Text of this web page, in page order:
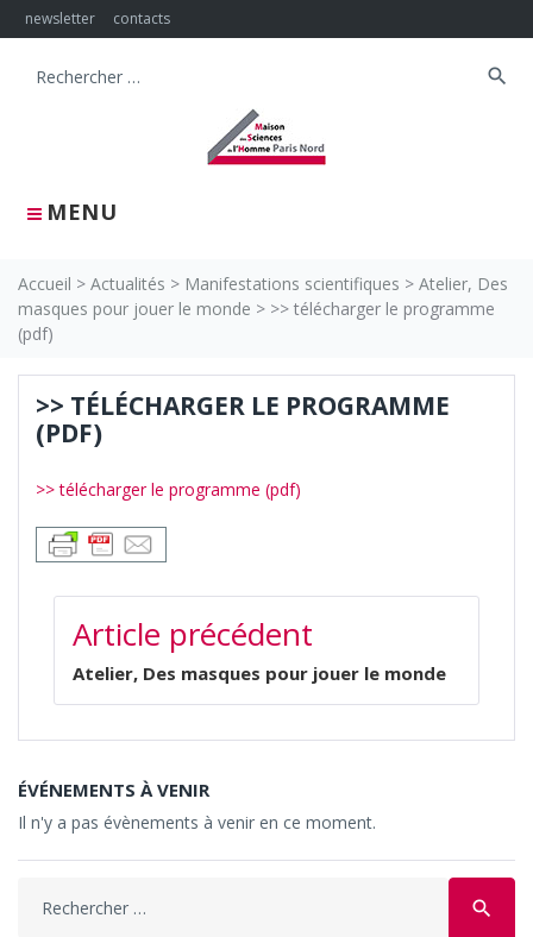
Skip
to
newsletter contacts
MENU
Search
search
Accueil > Actualités > Manifestations scientifiques > Atelier, Des
masques pour jouer le monde > >> télécharger le programme
(pdf)
>> TÉLÉCHARGER LE PROGRAMME
(PDF)
>> télécharger le programme (pdf)
NAVIGATION
DE
L’ARTICLE
Article précédent
Atelier, Des masques pour jouer le monde
ÉVÉNEMENTS À VENIR
Il n'y a pas évènements à venir en ce moment.
search